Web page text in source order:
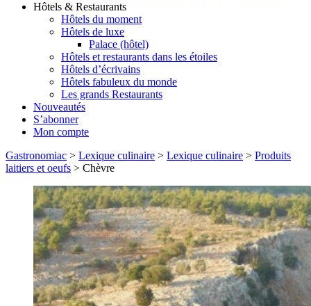
Hôtels & Restaurants
Hôtels du moment
Hôtels de luxe
Palace (hôtel)
Hôtels et restaurants dans les étoiles
Hôtels d’écrivains
Hôtels fabuleux du monde
Les grands Restaurants
Nouveautés
S’abonner
Mon compte
Gastronomiac > Lexique culinaire > Lexique culinaire > Produits
laitiers et oeufs > Chèvre